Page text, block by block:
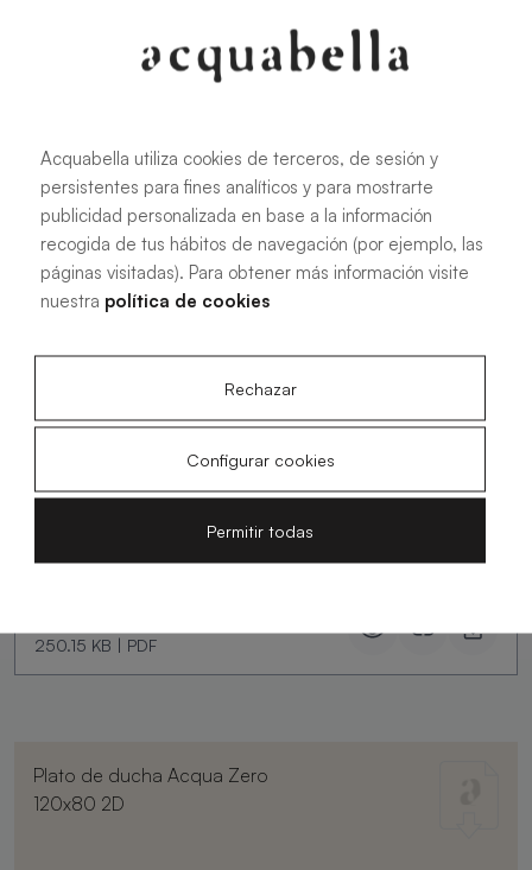
PDF
Manual de instalación de platos de
ducha Akron®
4.15 MB|PDF
Planos técnicos Acqua Zero
250.15 KB | PDF
Plato de ducha Acqua Zero
120x80 2D
Acquabella utiliza cookies de terceros, de sesión y
persistentes para fines analíticos y para mostrarte
publicidad personalizada en base a la información
recogida de tus hábitos de navegación (por ejemplo, las
páginas visitadas). Para obtener más información visite
nuestra política de cookies
Rechazar
Configurar cookies
Permitir todas